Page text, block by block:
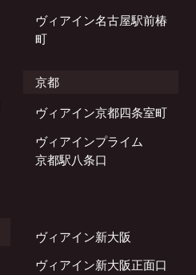
ヴィアイン名古屋駅前椿
町
京都
ヴィアイン京都四条室町
ヴィアインプライム
京都駅八条口
ヴィアイン新大阪
ヴィアイン新大阪正面口